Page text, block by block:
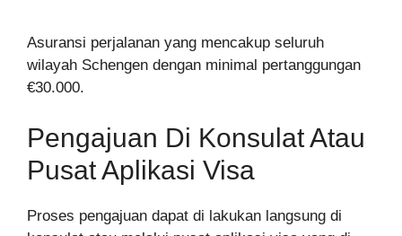
Asuransi perjalanan yang mencakup seluruh
wilayah Schengen dengan minimal pertanggungan
€30.000.
Pengajuan Di Konsulat Atau
Pusat Aplikasi Visa
Proses pengajuan dapat di lakukan langsung di